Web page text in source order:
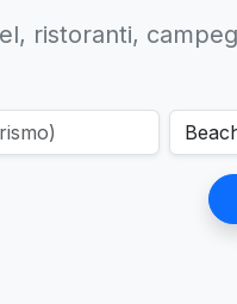
ristoranti,